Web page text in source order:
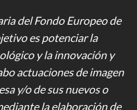
del Fondo Europeo de
es potenciar la
y la innovación y
actuaciones de imagen
y/o de sus nuevos o
la elaboración de